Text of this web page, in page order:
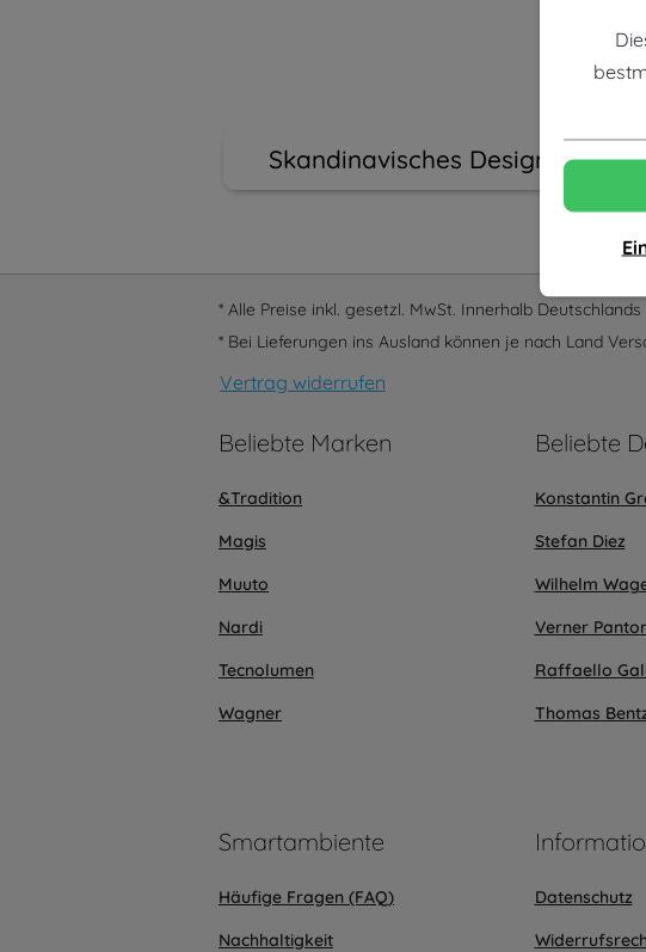
Skandinavisches Design
* Alle Preise inkl. gesetzl. MwSt. Innerhalb
* Bei Lieferungen ins Ausland können je nach Land
Vertrag widerrufen
Beliebte Marken
&Tradition
Magis
Muuto
Nardi
Tecnolumen
Wagner
Beliebte
Konstantin
Stefan Diez
Wilhelm
Verner
Raffaello
Thomas
Smartambiente
Häufige Fragen (FAQ)
Nachhaltigkeit
Datenschutz